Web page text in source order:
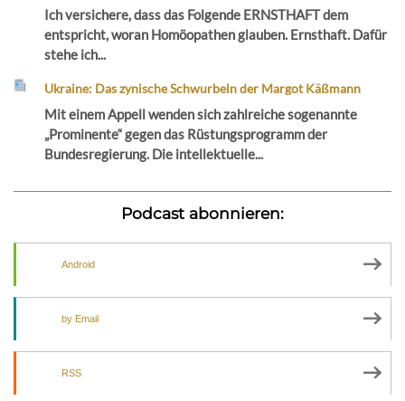
Ich versichere, dass das Folgende ERNSTHAFT dem
entspricht, woran Homöopathen glauben. Ernsthaft. Dafür
stehe ich...
Ukraine: Das zynische Schwurbeln der Margot Käßmann
Mit einem Appell wenden sich zahlreiche sogenannte
„Prominente“ gegen das Rüstungsprogramm der
Bundesregierung. Die intellektuelle...
Podcast abonnieren:
Android
by Email
RSS